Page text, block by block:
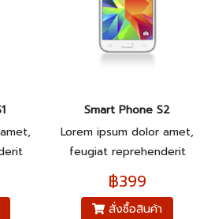
Smart Phone S2
Lorem ipsum dolor amet,
feugiat reprehenderit
pariatur.
฿399
สั่งซื้อสินค้า